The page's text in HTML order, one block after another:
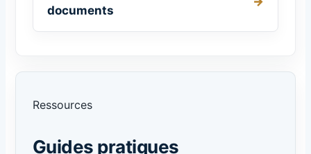
documents
Ressources
Guides pratiques